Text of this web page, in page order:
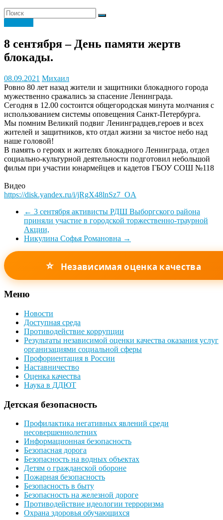
8 сентября – День памяти жертв
блокады.
08.09.2021 Михаил
Ровно 80 лет назад жители и защитники блокадного города
мужественно сражались за спасение Ленинграда.
Сегодня в 12.00 состоится общегородская минута молчания с
использованием системы оповещения Санкт-Петербурга.
Мы помним Великий подвиг Ленинградцев,героев и всех
жителей и защитников, кто отдал жизни за чистое небо над
наше головой!
В память о героях и жителях блокадного Ленинграда, отдел
социально-культурной деятельности подготовил небольшой
фильм при участии юнармейцев и кадетов ГБОУ СОШ №118
Видео
https://disk.yandex.ru/i/jRgX48lnSz7_OA
← 3 сентября активисты РДШ Выборгского района
приняли участие в городской торжественно-траурной
Акции,
Никулина Софья Романовна →
⭐ Независимая оценка качества
Меню
Новости
Доступная среда
Противодействие коррупции
Результаты независимой оценки качества оказания услуг
организациями социальной сферы
Профориентация в России
Наставничество
Оценка качества
Наука в ДДЮТ
Детская безопасность
Профилактика негативных явлений среди
несовершеннолетних
Информационная безопасность
Безопасная дорога
Безопасность на водных объектах
Детям о гражданской обороне
Пожарная безопасность
Безопасность в быту
Безопасность на железной дороге
Противодействие идеологии терроризма
Охрана здоровья обучающихся